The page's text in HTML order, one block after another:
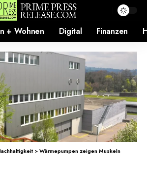
+ Wohnen Digital Finanzen
>Wärmepumpen zeigen Muskeln